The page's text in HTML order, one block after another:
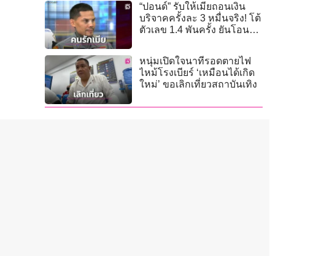
“ปอนด์” รับให้เมียถอนเงิน
บริจาคครั้งละ 3 หมื่นจริง! โต้
ตัวเลข 1.4 พันครั้ง ยันโอนต่อ
หนุ่มเปิดใจนาทีรอดตายไฟ
ไหม้โรงเบียร์ ‘เหมือนได้เกิด
ใหม่’ ขอเลิกเที่ยวสถาบันเทิง